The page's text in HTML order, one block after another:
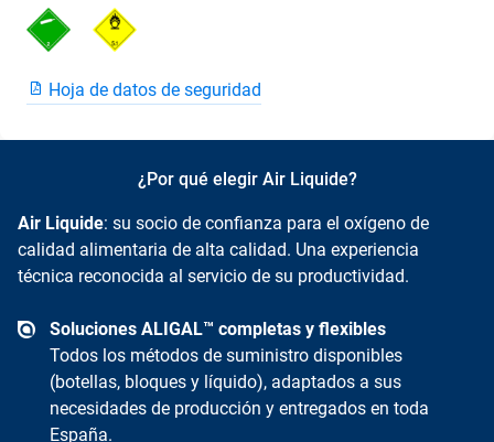
Hoja de datos de seguridad
¿Por qué elegir Air Liquide?
Air Liquide: su socio de confianza para el oxígeno de
calidad alimentaria de alta calidad. Una experiencia
técnica reconocida al servicio de su productividad.
Soluciones ALIGAL™ completas y flexibles
Todos los métodos de suministro disponibles
(botellas, bloques y líquido), adaptados a sus
necesidades de producción y entregados en toda
España.